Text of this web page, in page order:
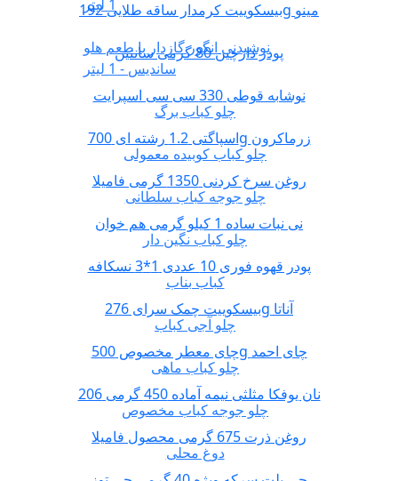
1 لیتر
نوشیدنی انگور گازدار با طعم هلو
ساندیس - 1 لیتر
چلو کباب برگ
چلو کباب کوبیده معمولی
چلو جوجه کباب سلطانی
چلو کباب نگین دار
کباب بناب
چلو آجی کباب
چلو کباب ماهی
چلو جوجه کباب مخصوص
دوغ محلی
بیسکوییت کرمدار ساقه طلایی 192g مینو
پودر دارچین 80 گرمی سانتین
نوشابه قوطی 330 سی سی اسپرایت
اسپاگتی 1.2 رشته ای 700g زرماکرون
روغن سرخ کردنی 1350 گرمی فامیلا
نی نبات ساده 1 کیلو گرمی هم خوان
پودر قهوه فوری 10 عددی 1*3 نسکافه
بیسکوییت چمک سرای 276g آناتا
چای معطر مخصوص 500g چای احمد
نان یوفکا مثلثی نیمه آماده 450 گرمی 206
روغن ذرت 675 گرمی محصول فامیلا